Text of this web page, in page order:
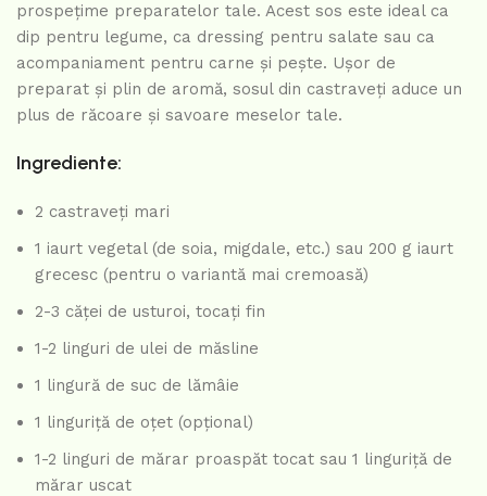
prospețime preparatelor tale. Acest sos este ideal ca
dip pentru legume, ca dressing pentru salate sau ca
acompaniament pentru carne și pește. Ușor de
preparat și plin de aromă, sosul din castraveți aduce un
plus de răcoare și savoare meselor tale.
Ingrediente:
2 castraveți mari
1 iaurt vegetal (de soia, migdale, etc.) sau 200 g iaurt
grecesc (pentru o variantă mai cremoasă)
2-3 căței de usturoi, tocați fin
1-2 linguri de ulei de măsline
1 lingură de suc de lămâie
1 linguriță de oțet (opțional)
1-2 linguri de mărar proaspăt tocat sau 1 linguriță de
mărar uscat